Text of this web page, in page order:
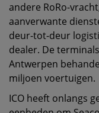
andere RoRo-
aanverwante
deur-tot-deur
dealer. De
Antwerpen
miljoen voertuigen.
ICO heeft onlangs